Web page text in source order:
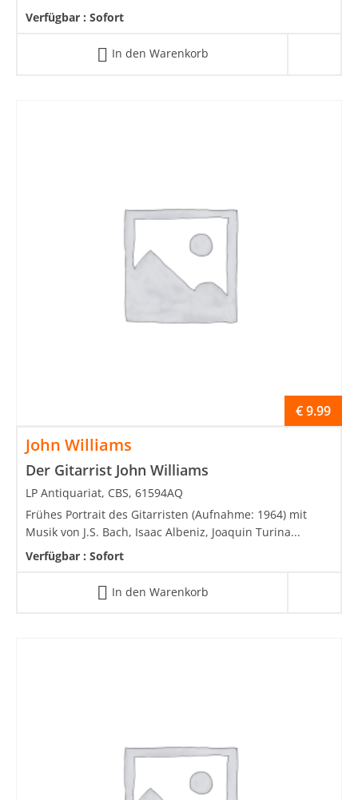
Verfügbar : Sofort
In den Warenkorb
John Williams
Der Gitarrist John Williams
€9.99
LP Antiquariat, CBS, 61594AQ
Frühes Portrait des Gitarristen (Aufnahme: 1964) mit
Musik von J.S. Bach, Isaac Albeniz, Joaquin Turina...
Verfügbar : Sofort
In den Warenkorb